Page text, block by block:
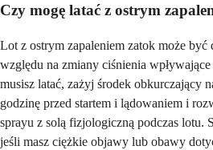
Czy mogę latać z ostrym
Lot z ostrym zapaleniem zatok może być
względu na zmiany ciśnienia
musisz latać, zażyj środek obkurczający
godzinę przed startem i lądowaniem i
sprayu z solą fizjologiczną podczas lotu.
jeśli masz ciężkie objawy lub obawy